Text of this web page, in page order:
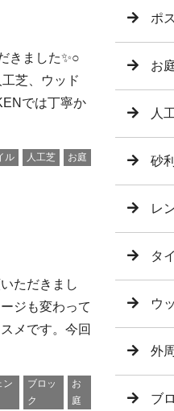
きました✨○
芝、ウッド
では丁寧か
ル 人工芝 お庭
ただきまし
ジも変わって
メです。今回
ン
ブロッ
ク
お
庭
ポ
お
人
砂利
レ
タ
ウ
外周
ブ